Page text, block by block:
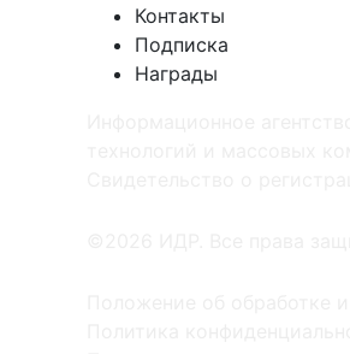
Контакты
Подписка
Награды